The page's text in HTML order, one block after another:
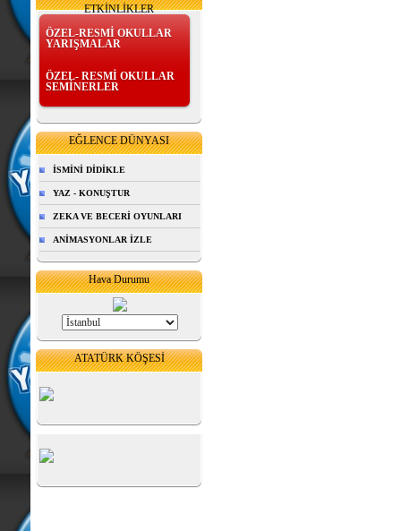
ETKİNLİKLER
ÖZEL-RESMİ OKULLAR
YARIŞMALAR
ÖZEL- RESMİ OKULLAR
SEMİNERLER
EĞLENCE DÜNYASI
İSMİNİ DİDİKLE
YAZ - KONUŞTUR
ZEKA VE BECERİ OYUNLARI
ANİMASYONLAR İZLE
Hava Durumu
ATATÜRK KÖŞESİ